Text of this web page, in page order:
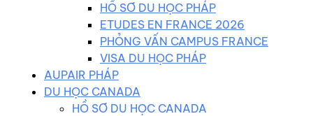
HỒ SƠ DU HỌC PHÁP
ETUDES EN FRANCE 2026
PHỎNG VẤN CAMPUS FRANCE
VISA DU HỌC PHÁP
AUPAIR PHÁP
DU HỌC CANADA
HỒ SƠ DU HỌC CANADA